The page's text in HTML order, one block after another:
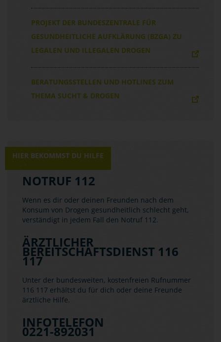
PROJEKT DER BUNDESZENTRALE FÜR
GESUNDHEITLICHE AUFKLÄRUNG (BZGA) ZU
LEGALEN UND ILLEGALEN DROGEN
BERATUNGSSTELLEN UND HOTLINES ZUM
THEMA SUCHT & DROGEN
HIER BEKOMMST DU HILFE
NOTRUF 112
Wenn es dir oder deinen Freunden nach dem
Konsum von Drogen gesundheitlich schlecht geht,
verständigt in jedem Fall den Notruf 112.
ÄRZTLICHER
BEREITSCHAFTSDIENST 116
117
Unter der bundesweiten, kostenfreien Rufnummer
116 117 erhältst du für dich oder deine Freunde
ärztliche Hilfe.
INFOTELEFON
0221-892031